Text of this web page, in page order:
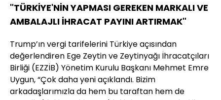
"TÜRKİYE'NİN YAPMASI GEREKEN MARKALI VE
AMBALAJLI İHRACAT PAYINI ARTIRMAK"
Trump’ın vergi tarifelerini Türkiye açısından
değerlendiren Ege Zeytin ve Zeytinyağı İhracatçıları
Birliği (EZZİB) Yönetim Kurulu Başkanı Mehmet Emre
Uygun, “Çok daha yeni açıklandı. Bizim
arkadaşlarımızla da hem bu taraftan hem de